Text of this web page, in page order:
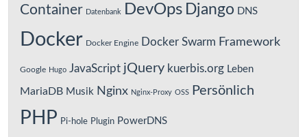
Container Datenbank DevOps Django DNS
Docker Docker Engine Docker Swarm Framework
Google Hugo JavaScript jQuery kuerbis.org Leben
MariaDB Musik Nginx Nginx-Proxy OSS Persönlich
PHP Pi-hole Plugin PowerDNS